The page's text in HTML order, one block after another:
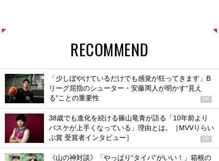
RECOMMEND
「少しぼやけているだけでも感覚が狂ってきます」B
リーグ屈指のシューター・安藤周人が明かす“見え
る”ことの重要性
PR
38歳でも進化を続ける篠山竜青が語る「10年前より
バスケが上手くなっている」理由とは。［MVVりらい
ぶ賞 受賞者インタビュー］
PR
《山の神対談》「やっぱり“タイパ”がいい！」箱根の